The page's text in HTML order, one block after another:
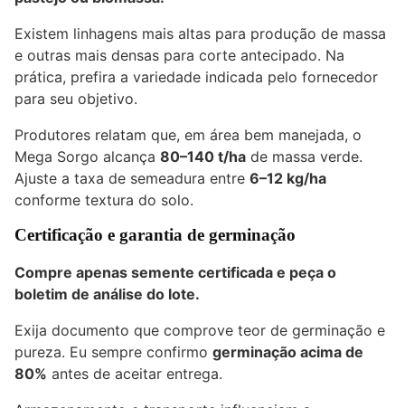
Existem linhagens mais altas para produção de massa
e outras mais densas para corte antecipado. Na
prática, prefira a variedade indicada pelo fornecedor
para seu objetivo.
Produtores relatam que, em área bem manejada, o
Mega Sorgo alcança 80–140 t/ha de massa verde.
Ajuste a taxa de semeadura entre 6–12 kg/ha
conforme textura do solo.
Certificação e garantia de germinação
Compre apenas semente certificada e peça o
boletim de análise do lote.
Exija documento que comprove teor de germinação e
pureza. Eu sempre confirmo germinação acima de
80% antes de aceitar entrega.